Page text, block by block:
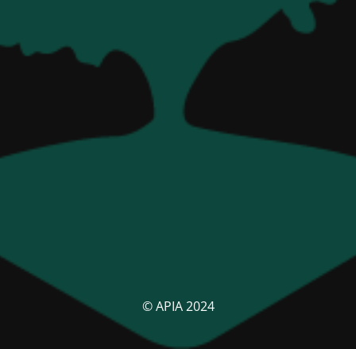
© APIA 2024